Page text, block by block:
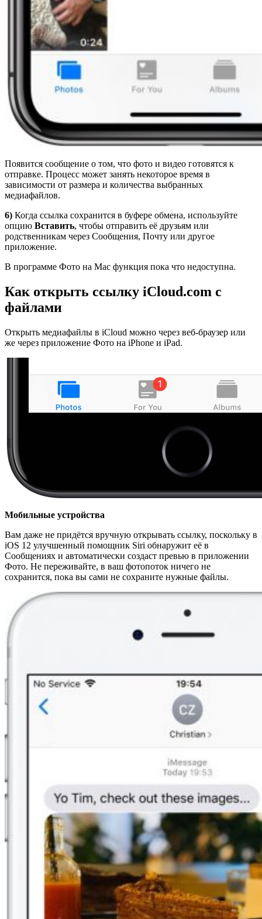
Появится сообщение о том, что фото и видео готовятся к
отправке. Процесс может занять некоторое время в
зависимости от размера и количества выбранных
медиафайлов.
6) Когда ссылка сохранится в буфере обмена, используйте
опцию Вставить, чтобы отправить её друзьям или
родственникам через Сообщения, Почту или другое
приложение.
В программе Фото на Mac функция пока что недоступна.
Как открыть ссылку iCloud.com с
файлами
Открыть медиафайлы в iCloud можно через веб-браузер или
же через приложение Фото на iPhone и iPad.
Мобильные устройства
Вам даже не придётся вручную открывать ссылку, поскольку в
iOS 12 улучшенный помощник Siri обнаружит её в
Сообщениях и автоматически создаст превью в приложении
Фото. Не переживайте, в ваш фотопоток ничего не
сохранится, пока вы сами не сохраните нужные файлы.